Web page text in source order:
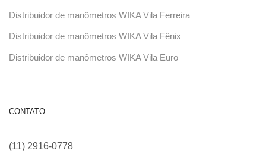
Distribuidor de manômetros WIKA Vila Ferreira
Distribuidor de manômetros WIKA Vila Fênix
Distribuidor de manômetros WIKA Vila Euro
CONTATO
(11) 2916-0778